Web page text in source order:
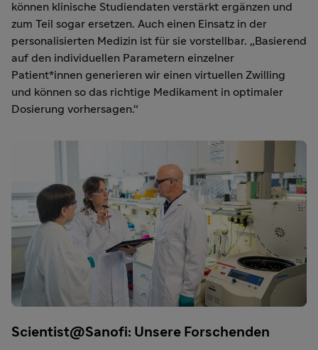
können klinische Studiendaten verstärkt ergänzen und
zum Teil sogar ersetzen. Auch einen Einsatz in der
personalisierten Medizin ist für sie vorstellbar. „Basierend
auf den individuellen Parametern einzelner
Patient*innen generieren wir einen virtuellen Zwilling
und können so das richtige Medikament in optimaler
Dosierung vorhersagen.“
Scientist@Sanofi: Unsere Forschenden